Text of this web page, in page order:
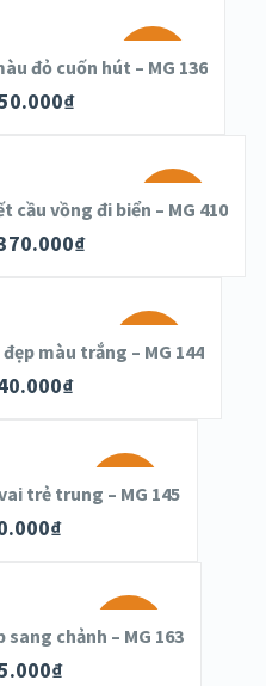
SALE!
đỏ cuốn hút – MG 136
₫
SALE!
cầu vồng đi biển – MG 410
₫
SALE!
màu trắng – MG 144
₫
SALE!
trẻ trung – MG 145
₫
SALE!
chảnh – MG 163
₫